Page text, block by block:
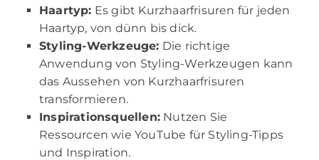
Haartyp: Es gibt Kurzhaarfrisuren für jeden
Haartyp, von dünn bis dick.
Styling-Werkzeuge: Die richtige
Anwendung von Styling-Werkzeugen kann
das Aussehen von Kurzhaarfrisuren
transformieren.
Inspirationsquellen: Nutzen Sie
Ressourcen wie YouTube für Styling-Tipps
und Inspiration.